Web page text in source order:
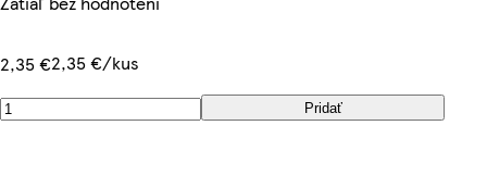
2,35 €2,35 €/kus
Pridať